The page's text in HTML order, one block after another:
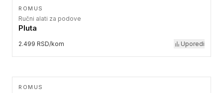
ROMUS
Ručni alati za podove
Pluta
2.499 RSD/kom Uporedi
ROMUS